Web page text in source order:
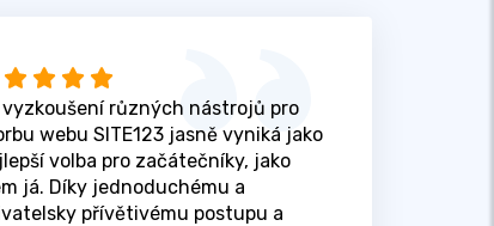
vyzkoušení různých nástrojů pro
webu SITE123 jasně vyniká jako
volba pro začátečníky, jako
já. Díky jednoduchému a
přívětivému postupu a